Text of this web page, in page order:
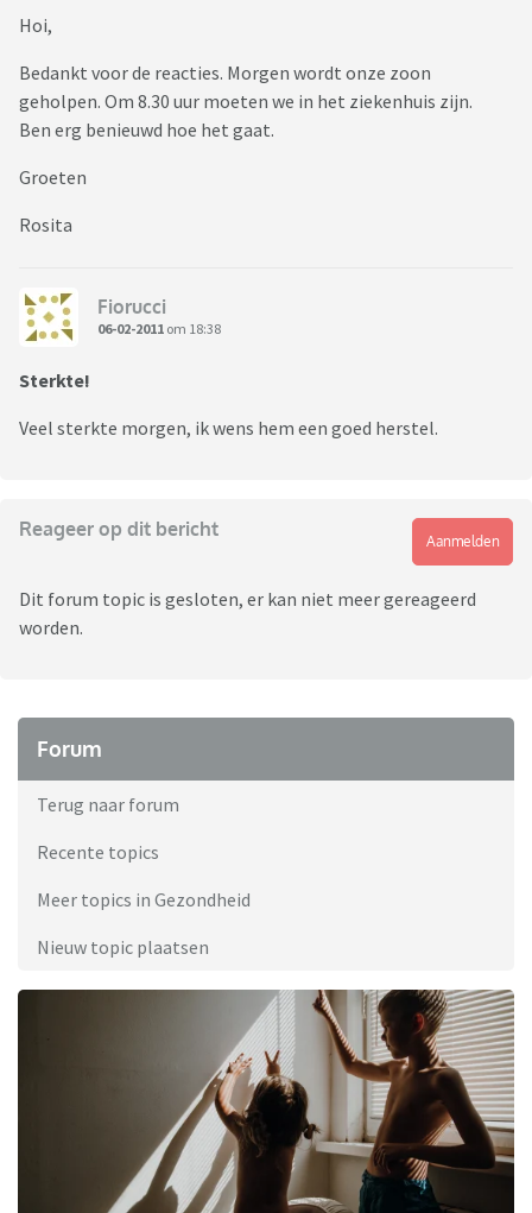
Hoi,
Bedankt voor de reacties. Morgen wordt onze zoon
geholpen. Om 8.30 uur moeten we in het ziekenhuis zijn.
Ben erg benieuwd hoe het gaat.
Groeten
Rosita
Fiorucci
06-02-2011 om 18:38
Sterkte!
Veel sterkte morgen, ik wens hem een goed herstel.
Reageer op dit bericht
Aanmelden
Dit forum topic is gesloten, er kan niet meer gereageerd
worden.
Forum
Terug naar forum
Recente topics
Meer topics in Gezondheid
Nieuw topic plaatsen